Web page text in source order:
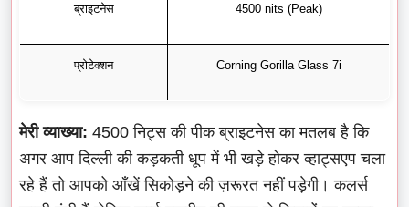
ब्राइटनेस 4500 nits (Peak)
प्रोटेक्शन Corning Gorilla Glass 7i
मेरी व्याख्या: 4500 निट्स की पीक ब्राइटनेस का मतलब है कि
अगर आप दिल्ली की कड़कती धूप में भी खड़े होकर व्हाट्सएप चला
रहे हैं तो आपको आँखें सिकोड़ने की ज़रूरत नहीं पड़ेगी। कलर्स